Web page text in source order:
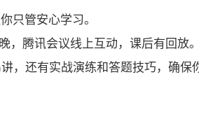
只管安心学习。
，腾讯会议线上互动，课后有回放
，还有实战演练和答题技巧，确保